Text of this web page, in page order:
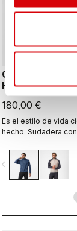
CASTELLI
HOODY
180,00 €
Es el estilo de vida
hecho. Sudadera
tejido Polartec Alpha.